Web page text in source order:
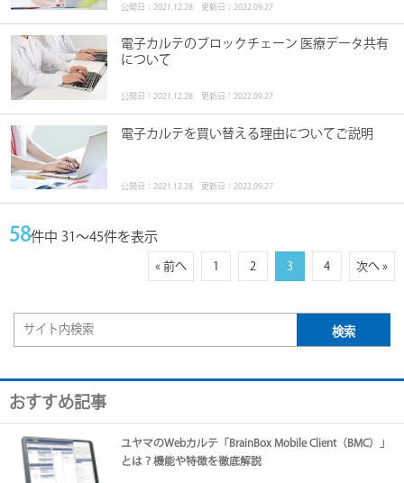
公開日：2021.12.28 更新日：2022.09.27
電子カルテのブロックチェーン 医療データ共有
について
公開日：2021.12.28 更新日：2022.09.27
電子カルテを買い替える理由についてご説明
公開日：2021.12.28 更新日：2022.09.27
58件中 31～45件を表示
« 前へ 1 2 3 4 次へ »
おすすめ記事
ユヤマのWebカルテ「BrainBox Mobile Client（BMC）」
とは？機能や特徴を徹底解説